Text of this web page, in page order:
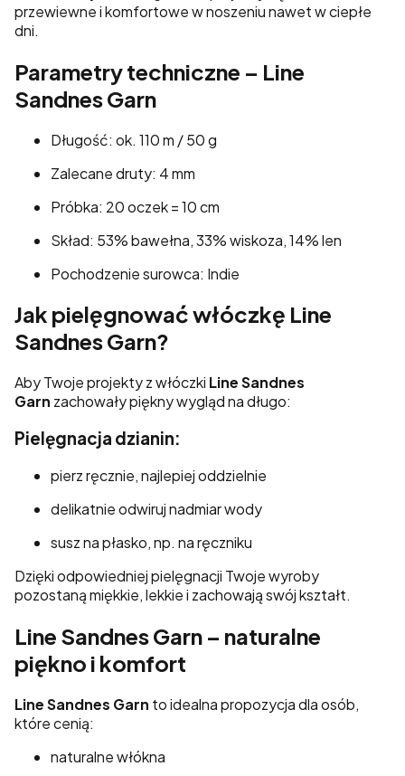
przewiewne i komfortowe w noszeniu nawet w ciepłe
dni.
Parametry techniczne – Line
Sandnes Garn
Długość: ok. 110 m / 50 g
Zalecane druty: 4 mm
Próbka: 20 oczek = 10 cm
Skład: 53% bawełna, 33% wiskoza, 14% len
Pochodzenie surowca: Indie
Jak pielęgnować włóczkę Line
Sandnes Garn?
Aby Twoje projekty z włóczki Line Sandnes
Garn zachowały piękny wygląd na długo:
Pielęgnacja dzianin:
pierz ręcznie, najlepiej oddzielnie
delikatnie odwiruj nadmiar wody
susz na płasko, np. na ręczniku
Dzięki odpowiedniej pielęgnacji Twoje wyroby
pozostaną miękkie, lekkie i zachowają swój kształt.
Line Sandnes Garn – naturalne
piękno i komfort
Line Sandnes Garn to idealna propozycja dla osób,
które cenią:
naturalne włókna